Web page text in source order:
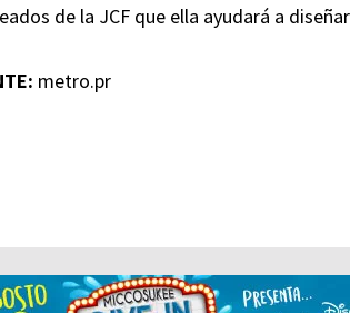
de la JCF que ella ayudará a
metro.pr